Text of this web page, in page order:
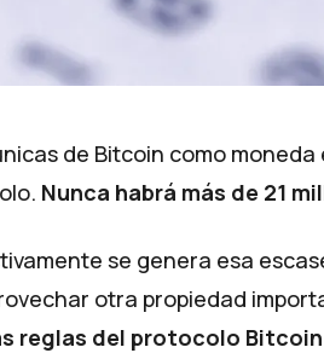
de Bitcoin como
Nunca habrá más de 21
se genera esa
otra propiedad
reglas del protocolo Bitcoin